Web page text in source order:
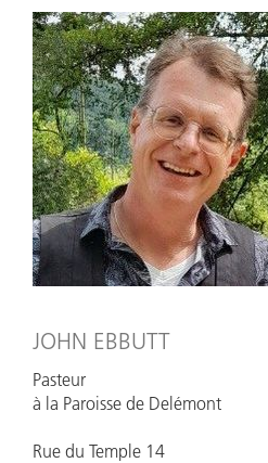
JOHN EBBUTT
Pasteur
à la Paroisse de Delémont
Rue du Temple 14